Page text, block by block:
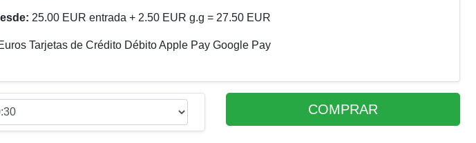
25.00 EUR entrada + 2.50 EUR g.g = 27.50 EUR
Tarjetas de Crédito Débito Apple Pay Google Pay
COMPRAR